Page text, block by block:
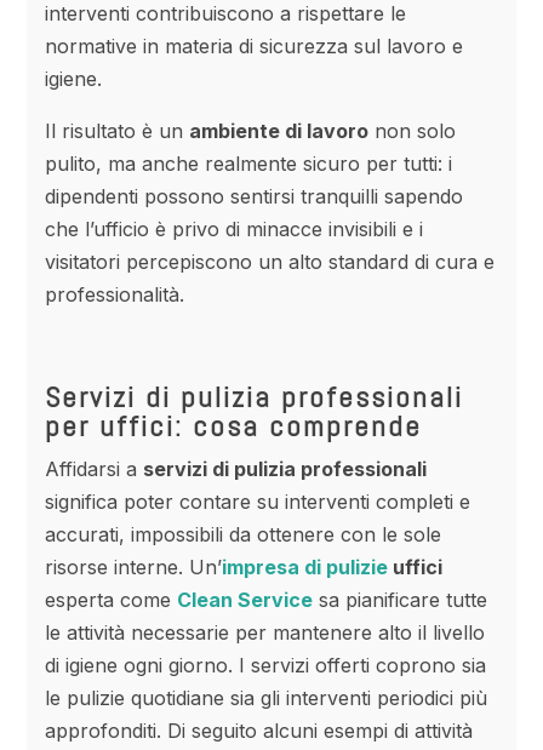
interventi contribuiscono a rispettare le
normative in materia di sicurezza sul lavoro e
igiene.
Il risultato è un ambiente di lavoro non solo
pulito, ma anche realmente sicuro per tutti: i
dipendenti possono sentirsi tranquilli sapendo
che l’ufficio è privo di minacce invisibili e i
visitatori percepiscono un alto standard di cura e
professionalità.
Servizi di pulizia professionali
per uffici: cosa comprende
Affidarsi a servizi di pulizia professionali
significa poter contare su interventi completi e
accurati, impossibili da ottenere con le sole
risorse interne. Un’impresa di pulizie uffici
esperta come Clean Service sa pianificare tutte
le attività necessarie per mantenere alto il livello
di igiene ogni giorno. I servizi offerti coprono sia
le pulizie quotidiane sia gli interventi periodici più
approfonditi. Di seguito alcuni esempi di attività